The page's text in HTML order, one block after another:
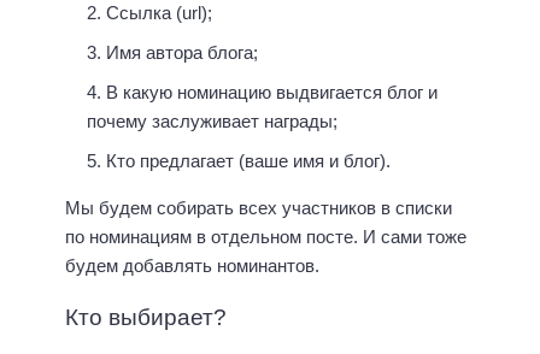
Ссылка (url);
Имя автора блога;
В какую номинацию выдвигается блог и
почему заслуживает награды;
Кто предлагает (ваше имя и блог).
Мы будем собирать всех участников в списки
по номинациям в отдельном посте. И сами тоже
будем добавлять номинантов.
Кто выбирает?